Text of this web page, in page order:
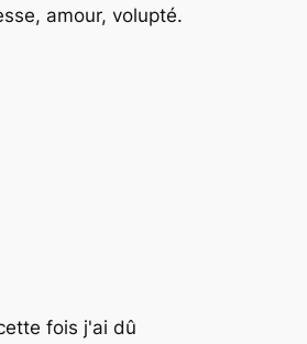
amour, volupté.
fois j'ai dû